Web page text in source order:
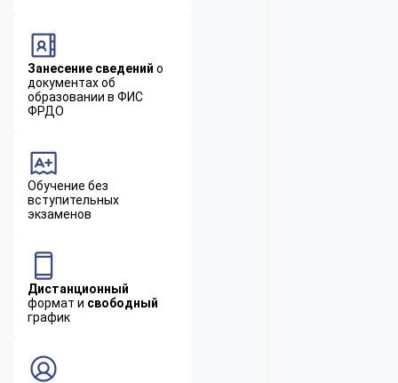
Занесение сведений о
документах об
образовании в ФИС
ФРДО
Обучение без
вступительных
экзаменов
Дистанционный
формат и свободный
график